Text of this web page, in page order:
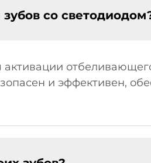
со
и эффективен,